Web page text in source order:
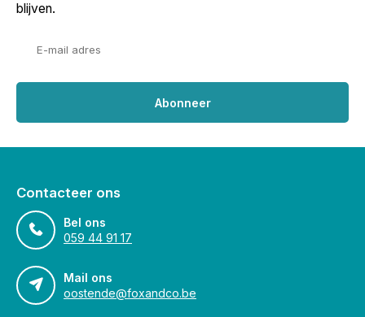
blijven.
Abonneer
Contacteer ons
Bel ons
059 44 91 17
Mail ons
oostende@foxandco.be